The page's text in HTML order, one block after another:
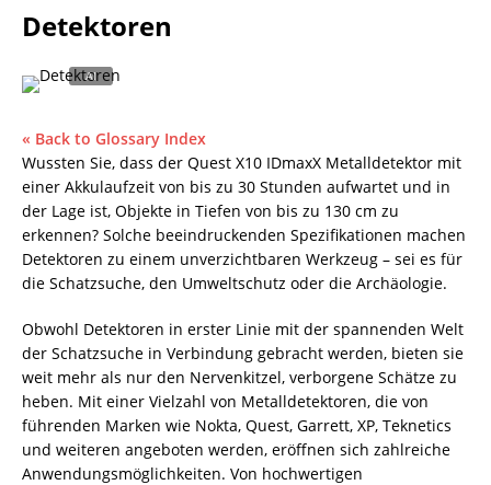
Detektoren
« Back to Glossary Index
Wussten Sie, dass der Quest X10 IDmaxX Metalldetektor mit
einer Akkulaufzeit von bis zu 30 Stunden aufwartet und in
der Lage ist, Objekte in Tiefen von bis zu 130 cm zu
erkennen? Solche beeindruckenden Spezifikationen machen
Detektoren zu einem unverzichtbaren Werkzeug – sei es für
die Schatzsuche, den Umweltschutz oder die Archäologie.
Obwohl Detektoren in erster Linie mit der spannenden Welt
der Schatzsuche in Verbindung gebracht werden, bieten sie
weit mehr als nur den Nervenkitzel, verborgene Schätze zu
heben. Mit einer Vielzahl von Metalldetektoren, die von
führenden Marken wie Nokta, Quest, Garrett, XP, Teknetics
und weiteren angeboten werden, eröffnen sich zahlreiche
Anwendungsmöglichkeiten. Von hochwertigen